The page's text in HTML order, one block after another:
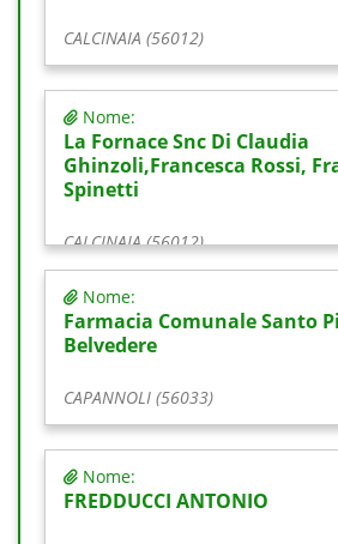
CALCINAIA (56012)
Nome:
La Fornace Snc Di Claudia
Ghinzoli,Francesca Rossi,
Spinetti
CALCINAIA (56012)
Nome:
Farmacia Comunale Santo
Belvedere
CAPANNOLI (56033)
Nome:
FREDDUCCI ANTONIO